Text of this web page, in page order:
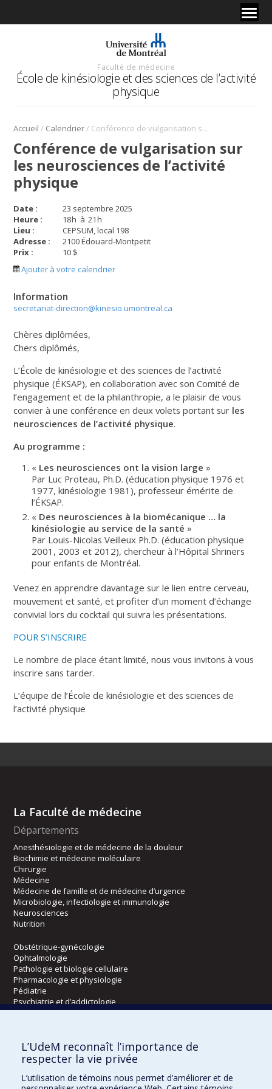
Faculté de médecine
École de kinésiologie et des sciences de l’activité
physique
Accueil / Calendrier/ Conférence de vulgarisation sur les neurosciences de l’activité physique
Conférence de vulgarisation sur
les neurosciences de l’activité
physique
Date :
23 septembre 2025
Heure :
18h à 21h
Lieu :
CEPSUM, local 198
Adresse :
2100 Édouard-Montpetit
Prix :
10 $
Ajouter à votre calendrier
Information
secretariat-direction@kinesio.umontreal.ca
Chères diplômées,
Chers diplômés,
L’École de kinésiologie et des sciences de l’activité
physique (ÉKSAP), en collaboration avec son Comité de
l’engagement et de la philanthropie, a le plaisir de vous
convier à une conférence en deux volets portant sur les
neurosciences de l’activité physique.
Au programme :
« Les neurosciences ont la vision large »
Par Luc Proteau, Ph.D. (éducation physique 1976 et
1977, kinésiologie 1981), professeur émérite de
l’ÉKSAP.
« Des neurosciences à la biomécanique … la
kinésiologie au service de la santé »
Par Louis-Nicolas Veilleux Ph.D. (éducation physique
2001, 2003 et 2012), chercheur à l’Hôpital Shriners
pour enfants de Montréal.
Venez en apprendre davantage sur le lien entre cerveau,
mouvement et santé, et profiter d’un moment d’échange
convivial lors du cocktail qui suivra les présentations.
POUR S’INSCRIRE
Le nombre de place étant limité, nous vous invitons à vous
inscrire sans tarder.
L’équipe de l’École de kinésiologie et des sciences de
l’activité physique
La Faculté de médecine
Départements
Anesthésiologie et de médecine de la douleur
Biochimie et médecine moléculaire
Chirurgie
Médecine
Médecine de famille et de médecine d’urgence
Microbiologie, infectiologie et immunologie
Neurosciences
Nutrition
Obstétrique-gynécologie
Ophtalmologie
Pathologie et biologie cellulaire
Pharmacologie et physiologie
Pédiatrie
Psychiatrie et d’addictologie
Radiologie, radio-oncologie et médecine nucléaire
Écoles
Orthophonie et audiologie
L’UdeM reconnaît l’importance de
respecter la vie privée
L’utilisation de témoins nous permet d’améliorer et de